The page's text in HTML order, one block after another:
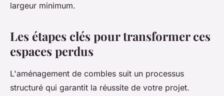
largeur minimum.
Les étapes clés pour transformer ces
espaces perdus
L'aménagement de combles suit un processus
structuré qui garantit la réussite de votre projet.